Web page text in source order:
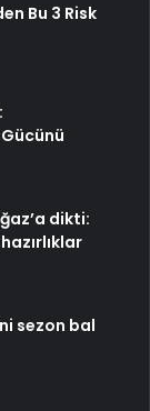
Bu 3 Risk
Gücünü
dikti:
sezon bal